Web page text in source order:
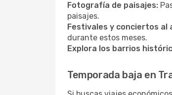
Fotografía de paisajes:
paisajes.
Festivales y conciertos al
durante estos meses.
Explora los barrios
Temporada baja en